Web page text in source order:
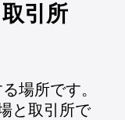
引所
場所です。
と取引所で